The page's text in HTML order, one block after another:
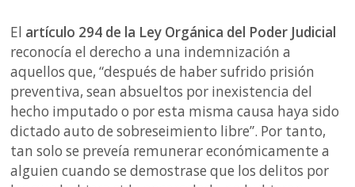
El artículo 294 de la Ley Orgánica del Poder Judicial
reconocía el derecho a una indemnización a
aquellos que, “después de haber sufrido prisión
preventiva, sean absueltos por inexistencia del
hecho imputado o por esta misma causa haya sido
dictado auto de sobreseimiento libre”. Por tanto,
tan solo se preveía remunerar económicamente a
alguien cuando se demostrase que los delitos por